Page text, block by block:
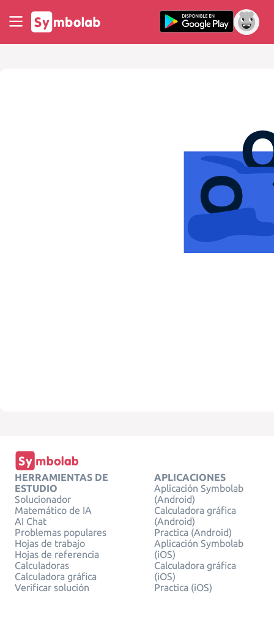
HERRAMIENTAS DE
ESTUDIO
Solucionador
Matemático de IA
AI Chat
Problemas populares
Hojas de trabajo
Hojas de referencia
Calculadoras
Calculadora gráfica
Verificar solución
APLICACIONES
Aplicación Symbolab
(Android)
Calculadora gráfica
(Android)
Practica (Android)
Aplicación Symbolab
(iOS)
Calculadora gráfica
(iOS)
Practica (iOS)